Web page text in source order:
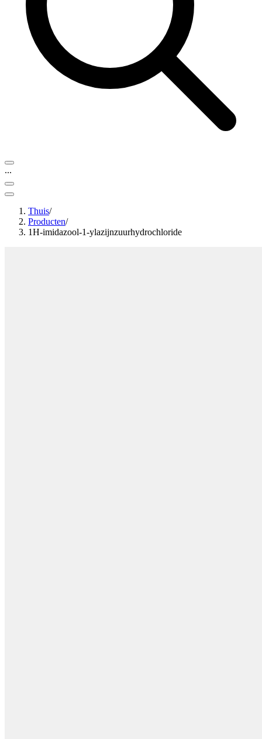
...
Thuis/
Producten/
1H-imidazool-1-ylazijnzuurhydrochloride